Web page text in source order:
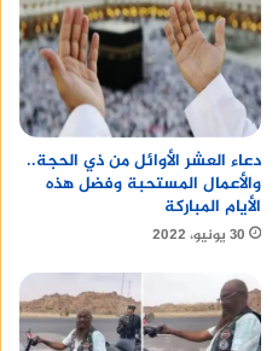
دعاء العشر الأوائل من ذي الحجة..
والأعمال المستحبة وفضل هذه
الأيام المباركة
30 يونيو، 2022